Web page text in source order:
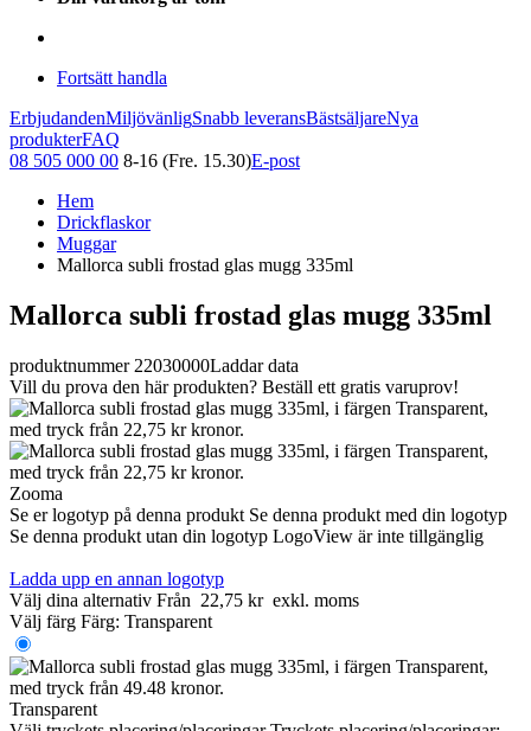
Fortsätt handla
ErbjudandenMiljövänligSnabb leveransBästsäljareNya
produkterFAQ
08 505 000 00 8-16 (Fre. 15.30)E-post
Hem
Drickflaskor
Muggar
Mallorca subli frostad glas mugg 335ml
Mallorca subli frostad glas mugg 335ml
produktnummer 22030000Laddar data
Vill du prova den här produkten? Beställ ett gratis varuprov!
Zooma
Se er logotyp på denna produkt Se denna produkt med din logotyp
Se denna produkt utan din logotyp LogoView är inte tillgänglig
Ladda upp en annan logotyp
Välj dina alternativ Från 22,75 kr exkl. moms
Välj färg Färg: Transparent
Transparent